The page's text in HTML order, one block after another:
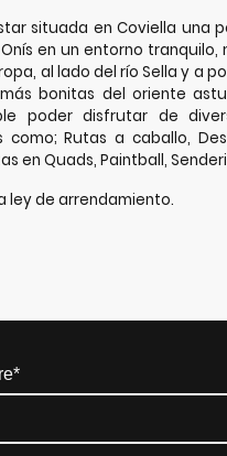
situada en Coviella una
en un entorno tranquilo,
al lado del río Sella y a
bonitas del oriente
poder disfrutar de
como; Rutas a caballo,
en Quads, Paintball,
ley de arrendamiento.
*